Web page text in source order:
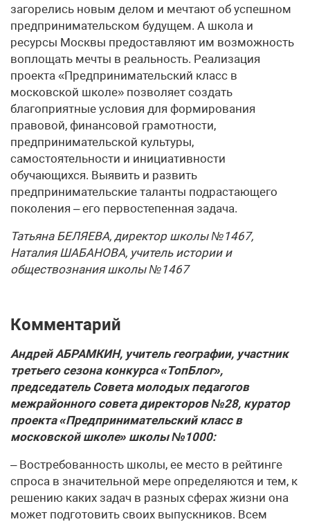
загорелись новым делом и мечтают об успешном
предпринимательском будущем. А школа и
ресурсы Москвы предоставляют им возможность
воплощать мечты в реальность. Реализация
проекта «Предпринимательский класс в
московской школе» позволяет создать
благоприятные условия для формирования
правовой, финансовой грамотности,
предпринимательской культуры,
самостоятельности и инициативности
обучающихся. Выявить и развить
предпринимательские таланты подрастающего
поколения – его первостепенная задача.
Татьяна БЕЛЯЕВА, директор школы №1467,
Наталия ШАБАНОВА, учитель истории и
обществознания школы №1467
Комментарий
Андрей АБРАМКИН, учитель географии, участник
третьего сезона конкурса «ТопБлог»,
председатель Совета молодых педагогов
межрайонного совета директоров №28, куратор
проекта «Предпринимательский класс в
московской школе» школы №1000:
– Востребованность школы, ее место в рейтинге
спроса в значительной мере определяются и тем, к
решению каких задач в разных сферах жизни она
может подготовить своих выпускников. Всем